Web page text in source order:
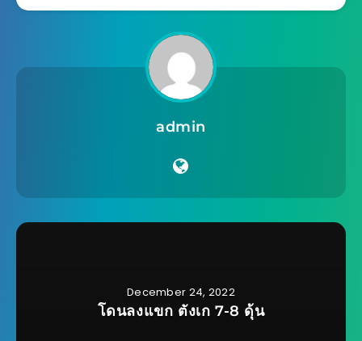
admin
December 24, 2022
โดนลงแขก ตังเก 7-8 ดุ้น